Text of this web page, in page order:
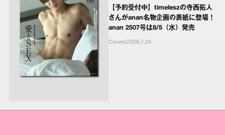
【予約受付中】timeleszの寺西拓人
さんがanan名物企画の表紙に登場！
anan 2507号は8/5（水）発売
Covers2026.7.24